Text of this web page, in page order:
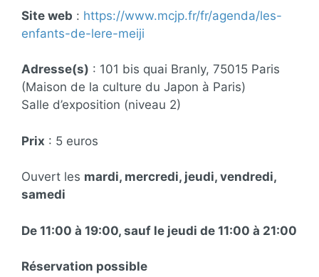
Site web : https://www.mcjp.fr/fr/agenda/les-
enfants-de-lere-meiji
Adresse(s) : 101 bis quai Branly, 75015 Paris
(Maison de la culture du Japon à Paris)
Salle d’exposition (niveau 2)
Prix : 5 euros
Ouvert les mardi, mercredi, jeudi, vendredi,
samedi
De 11:00 à 19:00, sauf le jeudi de 11:00 à 21:00
Réservation possible